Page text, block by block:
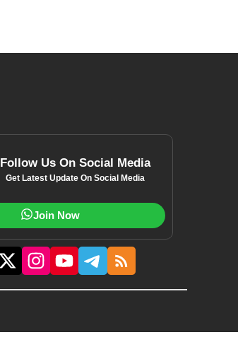
Follow Us On Social Media
Get Latest Update On Social Media
Join Now